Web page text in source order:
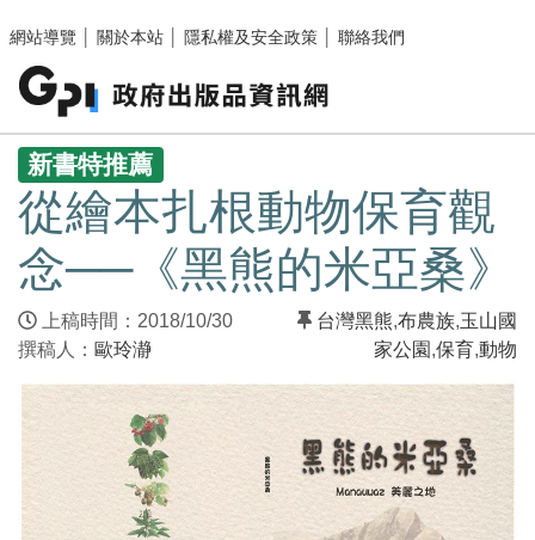
網站導覽
關於本站 隱私權及安全政策 聯絡我們
:::
新書特推薦
從繪本扎根動物保育觀
念──《黑熊的米亞桑》
上稿時間：2018/10/30
撰稿人： 歐玲瀞
台灣黑熊,布農族,玉山國
家公園 ,保育,動物